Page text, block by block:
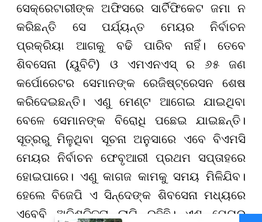
ସେକ୍ରେଟାରୀଙ୍କ ଅଫିସରେ ସାର୍ଟିଫିକେଟ ଜମା ନ
କରିଛନ୍ତି ସେ ପର୍ଯ୍ୟନ୍ତ ମେୟର ନିର୍ବାଚନ
ପ୍ରକ୍ରିୟା ଆଗକୁ ବଢି ପାରିବ ନାହିଁ। ତେବେ
ଶିବସେନା (ୟୁବିଟି) ଓ ଏମଏନଏସ୍ ର ୬୫ ଜଣ
କର୍ପୋରେଟର ସେମାନଙ୍କ ରେଜିଷ୍ଟ୍ରେସନ ଶେଷ
କରିଦେଇଛନ୍ତି। ଏଣୁ ମେଣ୍ଟ ଆଗେଇ ଯାଇଥିବା
ବେଳେ ସେମାନଙ୍କ ବିରୋଧି ପଛେଇ ଯାଇଛନ୍ତି।
ସୂତ୍ରରୁ ମିଳୁଥିବା ସୂଚନା ଅନୁସାରେ ଏବେ ବିଏମସି
ମେୟର ନିର୍ବାଚନ ଫେବୃଆରୀ ପ୍ରଥମ ସପ୍ତାହରେ
ହୋଇପାରେ। ଏଣୁ କାଗଜ କାମକୁ ସମୟ ମିଳିଯିବ।
ହେଲେ ବିଜେପି ଏ ସିନ୍ଦେଙ୍କ ଶିବସେନା ମଧ୍ୟରେ
ଏବେବି ଅନିଶ୍ଚିତତା ଲାଗି ରହିଛି। ଏଣୁ ମେୟର